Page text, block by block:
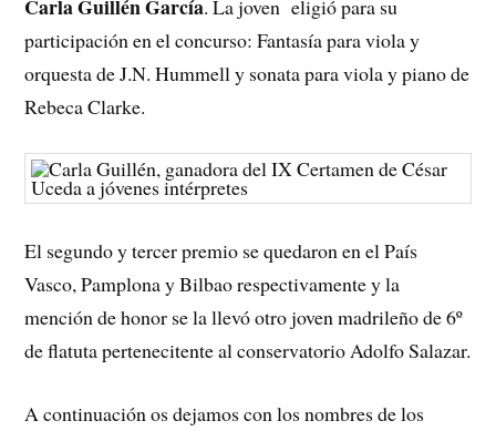
Carla Guillén García. La joven eligió para su
participación en el concurso: Fantasía para viola y
orquesta de J.N. Hummell y sonata para viola y piano de
Rebeca Clarke.
El segundo y tercer premio se quedaron en el País
Vasco, Pamplona y Bilbao respectivamente y la
mención de honor se la llevó otro joven madrileño de 6º
de flatuta pertenecitente al conservatorio Adolfo Salazar.
A continuación os dejamos con los nombres de los